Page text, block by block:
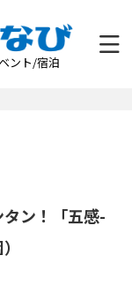
ント/宿泊
ン！「五感-